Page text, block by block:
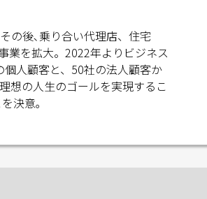
の後､乗り合い代理店、住宅
業を拡大。2022年よりビジネス
人顧客と、50社の法人顧客か
想の人生のゴールを実現するこ
決意｡